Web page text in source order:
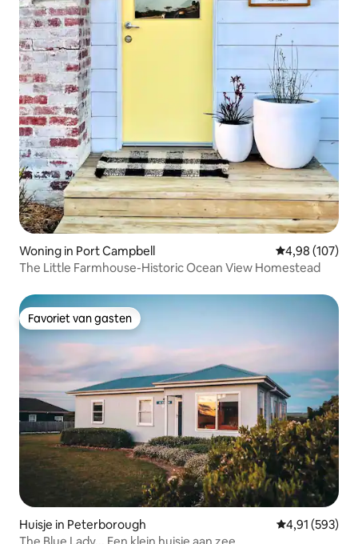
Woning in Port Campbell Gemiddelde
4,98 (107)
The Little Farmhouse-Historic Ocean View Homestead
Favoriet van gasten
Favoriet van gasten
Huisje in Peterborough Gemiddelde
4,91 (593)